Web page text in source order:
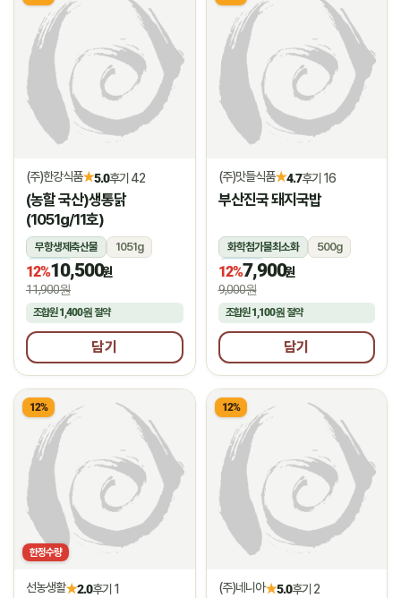
(주)한강식품★5.0후기 42
(농할 국산)생통닭
(1051g/11호)
무항생제축산물
1051g
냉장
12%10,500원
11,900원
조합원1,400원 절약
담기
(주)맛들식품★4.7후기 16
부산진국 돼지국밥
화학첨가물최소화
500g
냉동
12%7,900원
9,000원
조합원1,100원절약
담기
12%
한정수량
선농생활★2.0후기 1
12%
(주)네니아★5.0후기 2